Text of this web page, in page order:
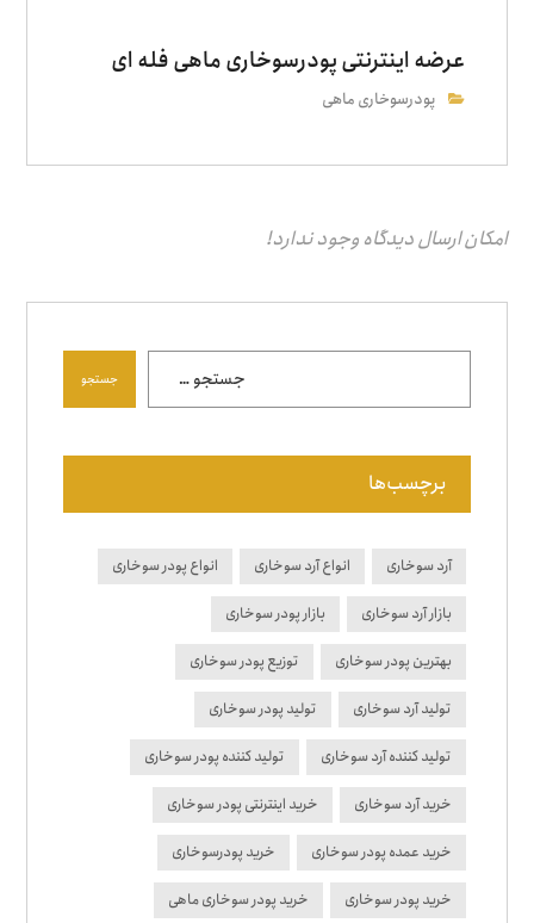
عرضه اینترنتی پودرسوخاری ماهی فله ای
پودرسوخاری ماهی
امکان ارسال دیدگاه وجود ندارد!
جستجو
برچسب‌ها
آرد سوخاری انواع آرد سوخاری انواع پودر سوخاری
بازار آرد سوخاری بازار پودر سوخاری
بهترین پودر سوخاری توزیع پودر سوخاری
تولید آرد سوخاری تولید پودر سوخاری
تولید کننده آرد سوخاری تولید کننده پودر سوخاری
خرید آرد سوخاری خرید اینترنتی پودر سوخاری
خرید عمده پودر سوخاری خرید پودرسوخاری
خرید پودر سوخاری خرید پودر سوخاری ماهی